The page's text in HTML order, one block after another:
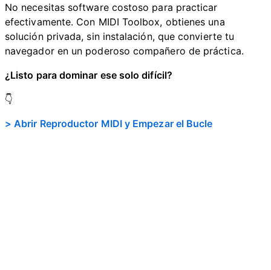
No necesitas software costoso para practicar
efectivamente. Con MIDI Toolbox, obtienes una
solución privada, sin instalación, que convierte tu
navegador en un poderoso compañero de práctica.
¿Listo para dominar ese solo difícil?
👇
> Abrir Reproductor MIDI y Empezar el Bucle